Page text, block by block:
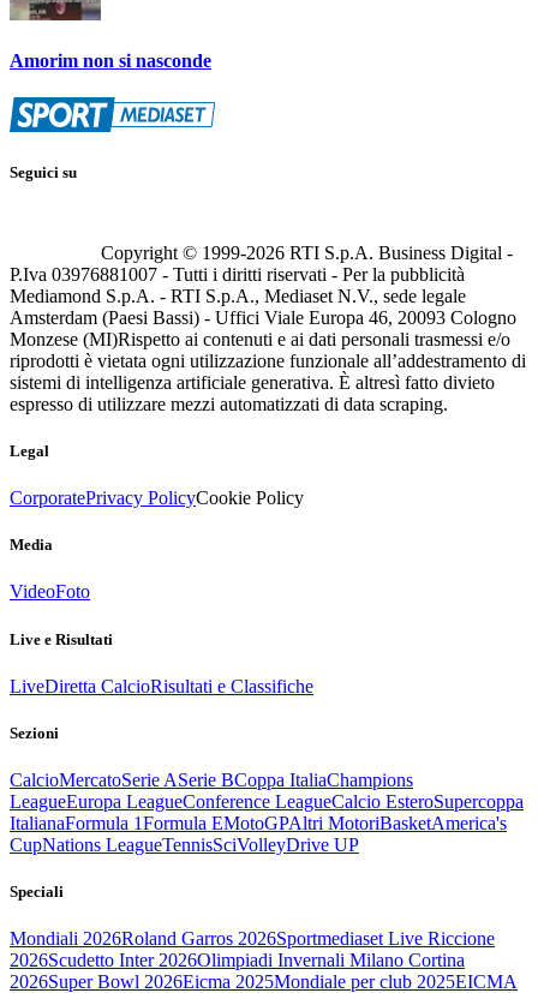
Amorim non si nasconde
Seguici su
Copyright © 1999-2026 RTI S.p.A. Business Digital -
P.Iva 03976881007 - Tutti i diritti riservati - Per la pubblicità
Mediamond S.p.A. - RTI S.p.A., Mediaset N.V., sede legale
Amsterdam (Paesi Bassi) - Uffici Viale Europa 46, 20093 Cologno
Monzese (MI)Rispetto ai contenuti e ai dati personali trasmessi e/o
riprodotti è vietata ogni utilizzazione funzionale all’addestramento di
sistemi di intelligenza artificiale generativa. È altresì fatto divieto
espresso di utilizzare mezzi automatizzati di data scraping.
Legal
CorporatePrivacy PolicyCookie Policy
Media
VideoFoto
Live e Risultati
LiveDiretta CalcioRisultati e Classifiche
Sezioni
CalcioMercatoSerie ASerie BCoppa ItaliaChampions
LeagueEuropa LeagueConference LeagueCalcio EsteroSupercoppa
ItalianaFormula 1Formula EMotoGPAltri MotoriBasketAmerica's
CupNations LeagueTennisSciVolleyDrive UP
Speciali
Mondiali 2026Roland Garros 2026Sportmediaset Live Riccione
2026Scudetto Inter 2026Olimpiadi Invernali Milano Cortina
2026Super Bowl 2026Eicma 2025Mondiale per club 2025EICMA